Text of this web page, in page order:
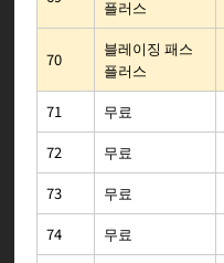
플러스
70
블레이징 패스
플러스
71 무료
72 무료
73 무료
74 무료